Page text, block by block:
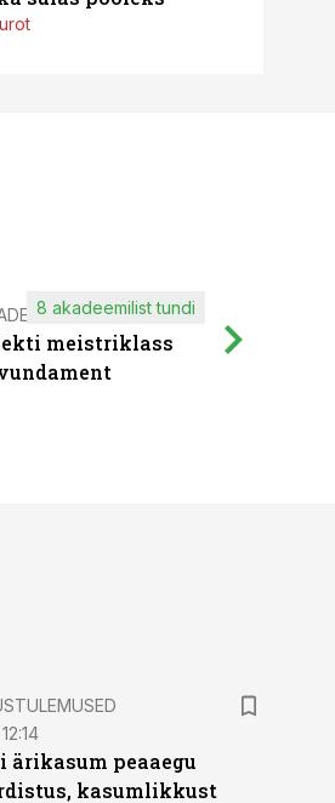
meistriklass
8 akadeemilist tundi
ärikasum peaaegu
kasumlikkust